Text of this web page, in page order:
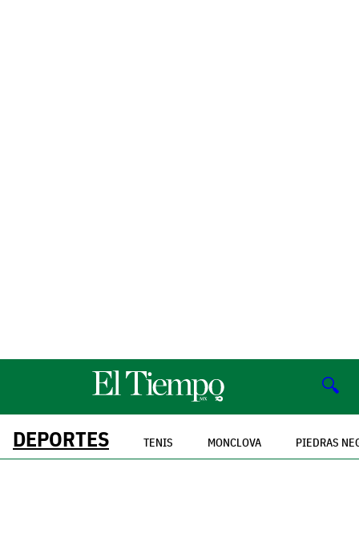
🔍
DEPORTES TENIS MONCLOVA PIEDRAS